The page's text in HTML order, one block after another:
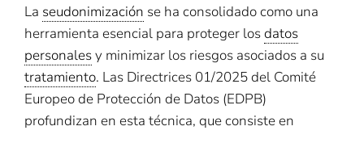
La seudonimización se ha consolidado como una
herramienta esencial para proteger losdatos
personalesy minimizar los riesgos asociados a su
tratamiento. Las Directrices 01/2025 del Comité
Europeo de Protección de Datos (EDPB)
profundizan en esta técnica, que consiste en